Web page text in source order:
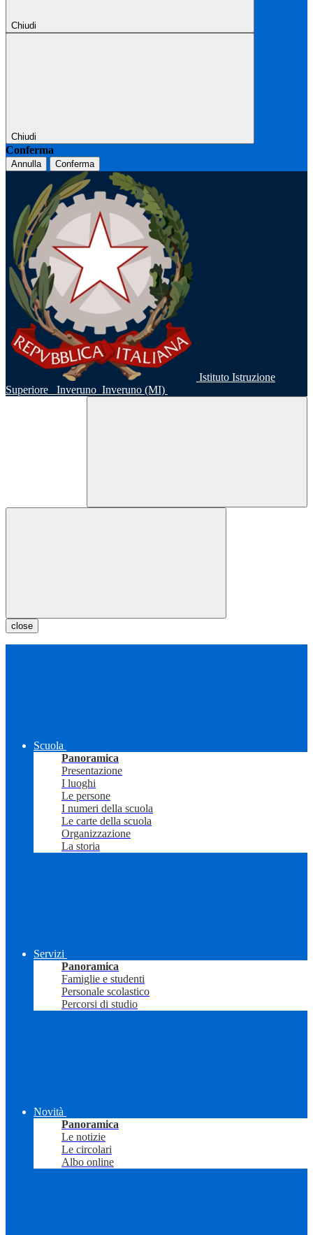
Chiudi
Chiudi
Conferma
Annulla Conferma
Istituto Istruzione
Superiore
Inveruno Inveruno (MI)
close
Scuola
Panoramica
Presentazione
I luoghi
Le persone
I numeri della scuola
Le carte della scuola
Organizzazione
La storia
Servizi
Panoramica
Famiglie e studenti
Personale scolastico
Percorsi di studio
Novità
Panoramica
Le notizie
Le circolari
Albo online